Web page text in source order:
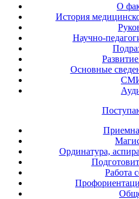
О
История
Научно-
Основные
Ординатура,
Работа